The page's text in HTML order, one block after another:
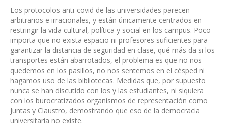
Los protocolos anti-covid de las universidades parecen
arbitrarios e irracionales, y están únicamente centrados en
restringir la vida cultural, política y social en los campus. Poco
importa que no exista espacio ni profesores suficientes para
garantizar la distancia de seguridad en clase, qué más da si los
transportes están abarrotados, el problema es que no nos
quedemos en los pasillos, no nos sentemos en el césped ni
hagamos uso de las bibliotecas. Medidas que, por supuesto
nunca se han discutido con los y las estudiantes, ni siquiera
con los burocratizados organismos de representación como
Juntas y Claustro, demostrando que eso de la democracia
universitaria no existe.